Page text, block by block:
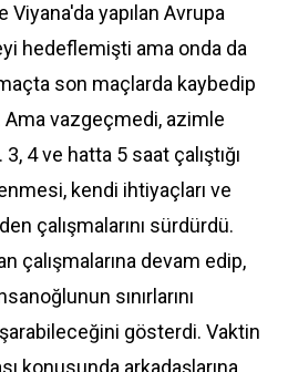
yapılan Avrupa
hedeflemişti ama onda da
son maçlarda kaybedip
Ama vazgeçmedi, azimle
4 ve hatta 5 saat çalıştığı
kendi ihtiyaçları ve
çalışmalarını sürdürdü.
çalışmalarına devam edip,
sınırlarını
gösterdi. Vaktin
konusunda arkadaşlarına